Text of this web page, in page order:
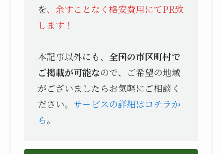
を、余すことなく格安費用にてPR致
します！
本記事以外にも、 全国の市区町村で
ご掲載が可能なので、ご希望の地域
がございましたらお気軽にご相談く
ださい。 サービスの詳細はコチラか
ら。